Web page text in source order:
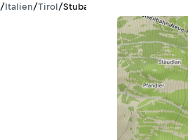
/Italien/Tirol/Stubaier Alpen